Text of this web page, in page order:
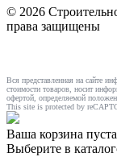
© 2026
права защищены
Вся представленная на сайте
стоимости товаров, носит
офертой, определяемой
This site is protected by
Ваша корзина пуста
Выберите в